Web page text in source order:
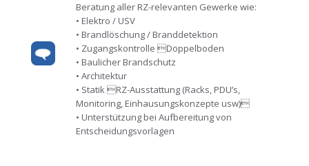
Beratung aller RZ-relevanten Gewerke wie:
• Elektro / USV
• Brandlöschung / Branddetektion
• Zugangskontrolle Doppelboden
• Baulicher Brandschutz
• Architektur
• Statik RZ-Ausstattung (Racks, PDU’s,
Monitoring, Einhausungskonzepte usw)
• Unterstützung bei Aufbereitung von
Entscheidungsvorlagen